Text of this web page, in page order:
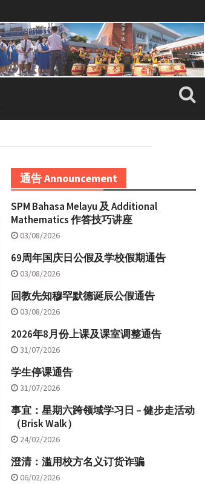
通告 Announcement
SPM Bahasa Melayu 及 Additional
Mathematics 作答技巧讲座
03/08/2026
69周年国庆日公假及学校假期通告
03/08/2026
回教先知穆罕默德诞辰公假通告
03/08/2026
2026年8月份上课及课室调整通告
31/07/2026
学生停课通告
31/07/2026
事宜：星期六跨领域学习日 – 健步走活动
（Brisk Walk）
24/02/2026
澄清：滥用校方名义订货诈骗
06/02/2026